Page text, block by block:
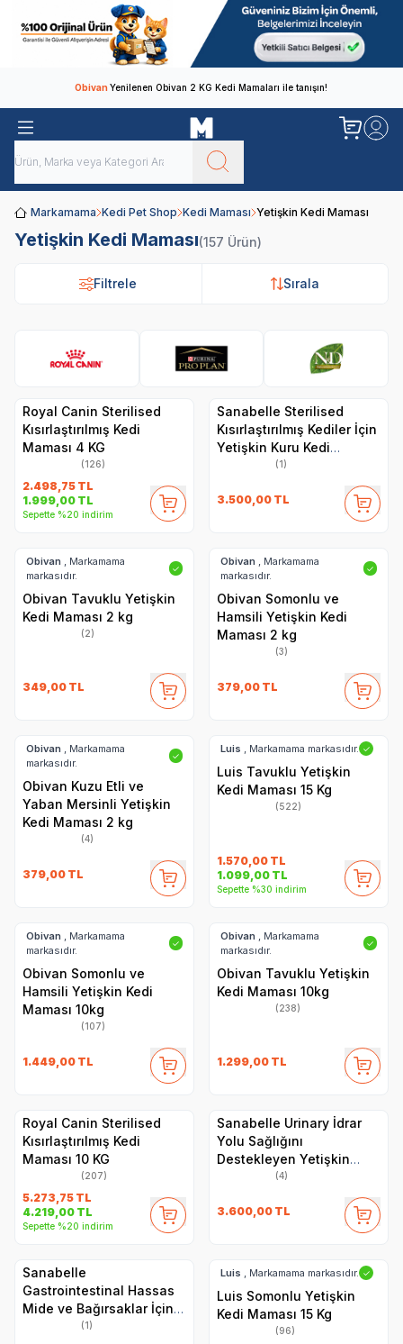
ObivanYenilenen Obivan 2 KG Kedi Mamaları ile tanışın!
Markamama Kedi Pet Shop Kedi Maması Yetişkin Kedi Maması
Yetişkin Kedi Maması(157 Ürün)
Filtrele Sırala
Royal Canin Sterilised
Kısırlaştırılmış Kedi
Maması 4 KG
(126)
2.498,75 TL
1.999,00 TL
Sepette %20 indirim
Sanabelle Sterilised
Kısırlaştırılmış Kediler İçin
Yetişkin Kuru Kedi
Maması 8 Kg
(1)
3.500,00 TL
Obivan , Markamama
markasıdır.
✓
Obivan Tavuklu Yetişkin
Kedi Maması 2 kg
(2)
349,00 TL
Obivan , Markamama
markasıdır.
✓
Obivan Somonlu ve
Hamsili Yetişkin Kedi
Maması 2 kg
(3)
379,00 TL
Obivan , Markamama
markasıdır.
✓
Obivan Kuzu Etli ve
Yaban Mersinli Yetişkin
Kedi Maması 2 kg
(4)
379,00 TL
Luis , Markamama markasıdır. ✓
Luis Tavuklu Yetişkin
Kedi Maması 15 Kg
(522)
1.570,00 TL
1.099,00 TL
Sepette %30 indirim
Obivan , Markamama
markasıdır.
✓
Obivan Somonlu ve
Hamsili Yetişkin Kedi
Maması 10kg
(107)
1.449,00 TL
Obivan , Markamama
markasıdır.
✓
Obivan Tavuklu Yetişkin
Kedi Maması 10kg
(238)
1.299,00 TL
Royal Canin Sterilised
Kısırlaştırılmış Kedi
Maması 10 KG
(207)
5.273,75 TL
4.219,00 TL
Sepette %20 indirim
Sanabelle Urinary İdrar
Yolu Sağlığını
Destekleyen Yetişkin
Kuru Kedi Maması 8 Kg
(4)
3.600,00 TL
Sanabelle
Gastrointestinal Hassas
Mide ve Bağırsaklar İçin
Özel Formül Kedi Maması
(1)
Luis , Markamama markasıdır. ✓
Luis Somonlu Yetişkin
Kedi Maması 15 Kg
(96)